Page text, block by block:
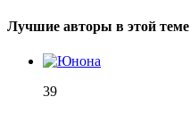
Лучшие авторы в этой теме
39